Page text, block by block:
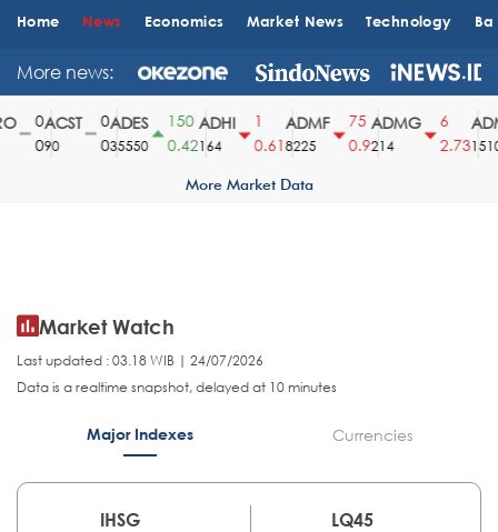
Home News Economics Market News Technology
More news:
ACST
90
ADES
35550
150
0.42
ADHI
164
0.61
ADMF
8225
75
0.9
ADMG
214
2.731510
More Market Data
Market Watch
Last updated : 03.18 WIB | 24/07/2026
Data is a realtime snapshot, delayed at 10 minutes
Major Indexes Currencies
IHSG
LQ45